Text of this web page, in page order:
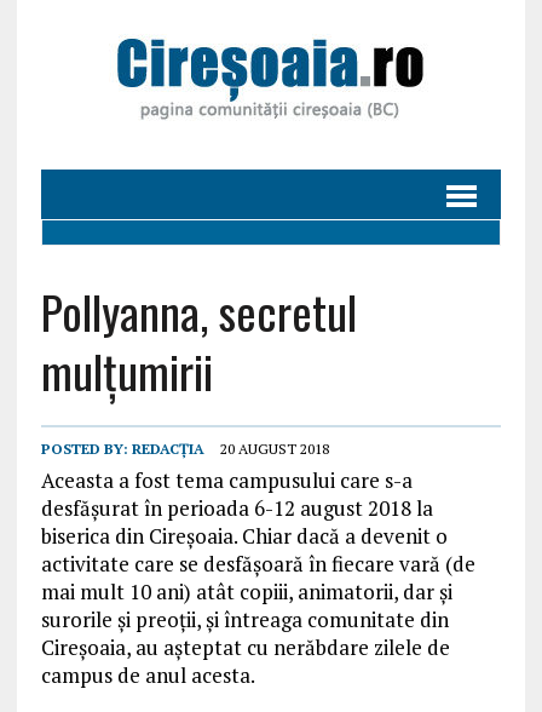
Pollyanna, secretul
mulțumirii
POSTED BY: REDACȚIA 20 AUGUST 2018
Aceasta a fost tema campusului care s-a
desfășurat în perioada 6-12 august 2018 la
biserica din Cireșoaia. Chiar dacă a devenit o
activitate care se desfășoară în fiecare vară (de
mai mult 10 ani) atât copiii, animatorii, dar și
surorile și preoții, și întreaga comunitate din
Cireșoaia, au așteptat cu nerăbdare zilele de
campus de anul acesta.